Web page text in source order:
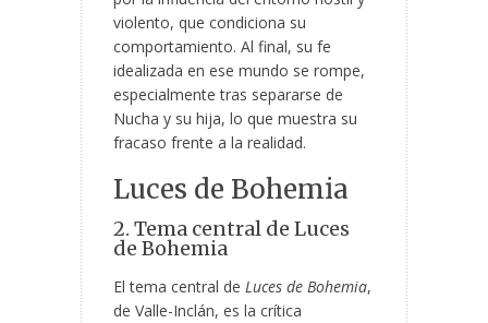
violento, que condiciona su
comportamiento. Al final, su fe
idealizada en ese mundo se rompe,
especialmente tras separarse de
Nucha y su hija, lo que muestra su
fracaso frente a la realidad.
Luces de Bohemia
2. Tema central de Luces
de Bohemia
El tema central de Luces de Bohemia,
de Valle-Inclán, es la crítica